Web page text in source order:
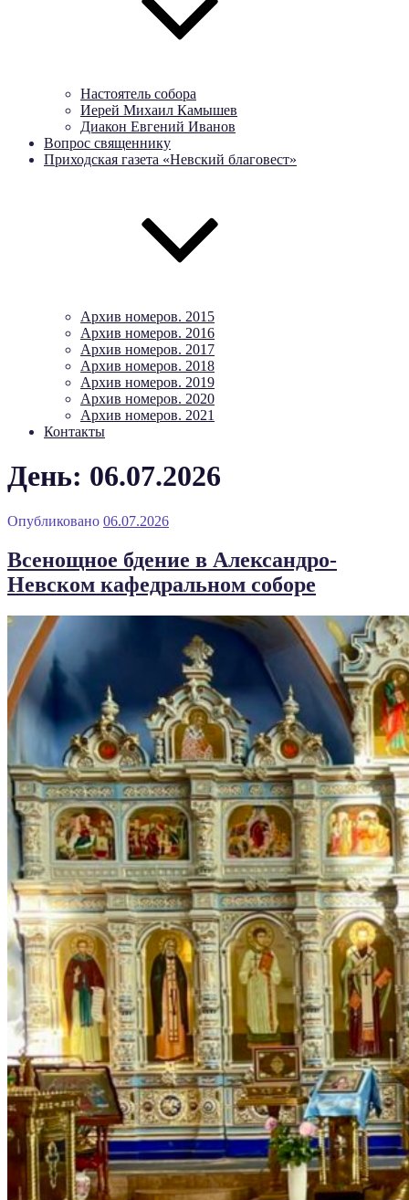
Настоятель собора
Иерей Михаил Камышев
Диакон Евгений Иванов
Вопрос священнику
Приходская газета «Невский благовест»
Архив номеров. 2015
Архив номеров. 2016
Архив номеров. 2017
Архив номеров. 2018
Архив номеров. 2019
Архив номеров. 2020
Архив номеров. 2021
Контакты
День: 06.07.2026
Опубликовано 06.07.2026
Всенощное бдение в Александро-
Невском кафедральном соборе